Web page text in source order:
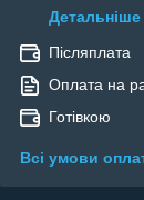
Детальніше
Післяплата
Оплата на
Готівкою
Всі умови